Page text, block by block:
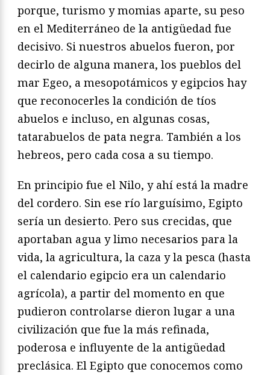
porque, turismo y momias aparte, su peso
en el Mediterráneo de la antigüedad fue
decisivo. Si nuestros abuelos fueron, por
decirlo de alguna manera, los pueblos del
mar Egeo, a mesopotámicos y egipcios hay
que reconocerles la condición de tíos
abuelos e incluso, en algunas cosas,
tatarabuelos de pata negra. También a los
hebreos, pero cada cosa a su tiempo.
En principio fue el Nilo, y ahí está la madre
del cordero. Sin ese río larguísimo, Egipto
sería un desierto. Pero sus crecidas, que
aportaban agua y limo necesarios para la
vida, la agricultura, la caza y la pesca (hasta
el calendario egipcio era un calendario
agrícola), a partir del momento en que
pudieron controlarse dieron lugar a una
civilización que fue la más refinada,
poderosa e influyente de la antigüedad
preclásica. El Egipto que conocemos como